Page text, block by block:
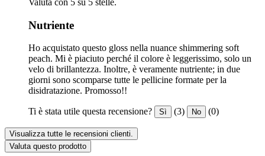
Valuta con 5 su 5 stelle.
Nutriente
Ho acquistato questo gloss nella nuance shimmering soft
peach. Mi è piaciuto perché il colore è leggerissimo, solo un
velo di brillantezza. Inoltre, è veramente nutriente; in due
giorni sono scomparse tutte le pellicine formate per la
disidratazione. Promosso!!
Ti è stata utile questa recensione? Sì (3) No (0)
Visualizza tutte le recensioni clienti.
Valuta questo prodotto